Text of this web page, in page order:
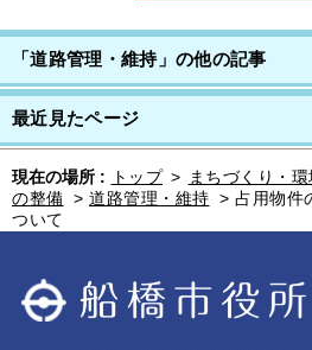
「道路管理・維持」の他の記事
最近見たページ
現在の場所 : トップ > まちづくり・
の整備 > 道路管理・維持 > 占用物件
ついて